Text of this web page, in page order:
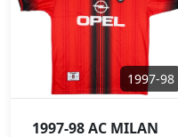
1997-98
1997-98 AC MILAN